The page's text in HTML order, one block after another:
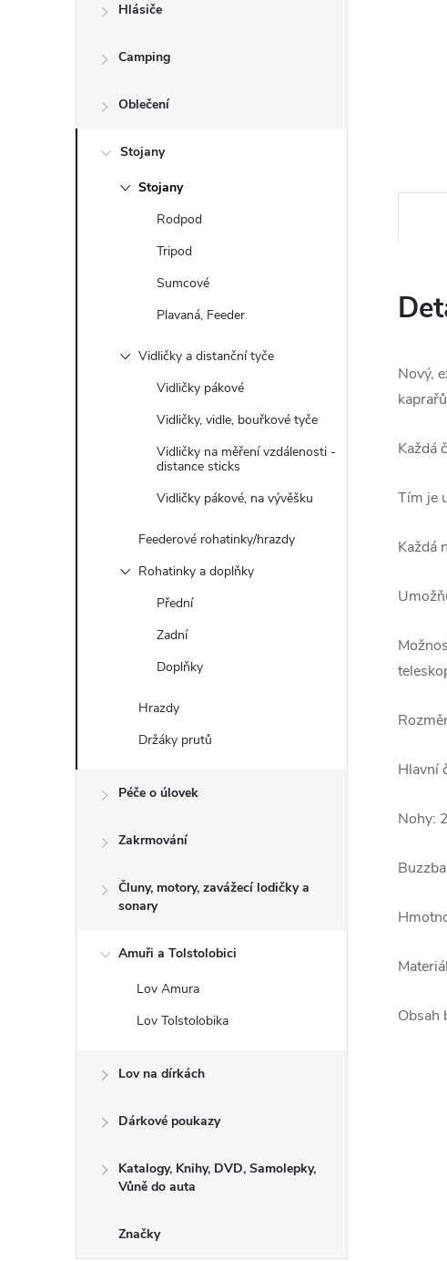
Hlásiče
Camping
Oblečení
Stojany
Stojany
Rodpod
Tripod
Sumcové
Plavaná, Feeder
Vidličky a distanční tyče
Vidličky pákové
Vidličky, vidle, bouřkové tyče
Vidličky na měření vzdálenosti -
distance sticks
Vidličky pákové, na vývěšku
Feederové rohatinky/hrazdy
Rohatinky a doplňky
Přední
Zadní
Doplňky
Hrazdy
Držáky prutů
Péče o úlovek
Zakrmování
Čluny, motory, zavážecí lodičky a
sonary
Amuři a Tolstolobici
Lov Amura
Lov Tolstolobika
Lov na dírkách
Dárkové poukazy
Katalogy, Knihy, DVD, Samolepky,
Vůně do auta
Značky
Nový,
Každá
Tím je
Každá
Hlavní
Nohy:
Obsah